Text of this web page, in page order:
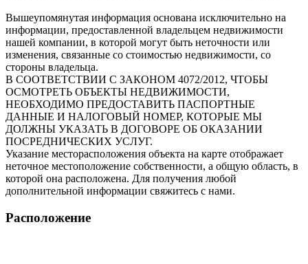
Вышеупомянутая информация основана исключительно на
информации, предоставленной владельцем недвижимости
нашей компании, в которой могут быть неточности или
изменения, связанные со стоимостью недвижимости, со
стороны владельца.
В СООТВЕТСТВИИ С ЗАКОНОМ 4072/2012, ЧТОБЫ
ОСМОТРЕТЬ ОБЪЕКТЫ НЕДВИЖИМОСТИ,
НЕОБХОДИМО ПРЕДОСТАВИТЬ ПАСПОРТНЫЕ
ДАННЫЕ И НАЛОГОВЫЙ НОМЕР, КОТОРЫЕ МЫ
ДОЛЖНЫ УКАЗАТЬ В ДОГОВОРЕ ОБ ОКАЗАНИИ
ПОСРЕДНИЧЕСКИХ УСЛУГ.
Указание месторасположения объекта на карте отображает
неточное местоположение собственности, а общую область, в
которой она расположена. Для получения любой
дополнительной информации свяжитесь с нами.
Расположение